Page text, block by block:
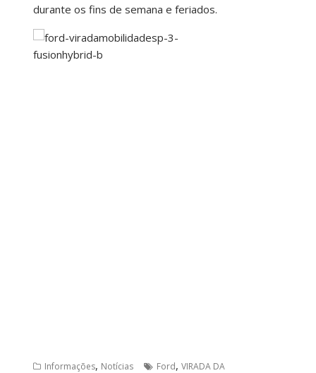
durante os fins de semana e feriados.
Informações, Notícias Ford, VIRADA DA